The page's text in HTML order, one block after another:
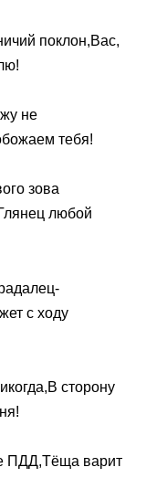
поклон,Вас,
не
тебя!
зова
любой
с ходу
сторону
ПДД,Тёща варит